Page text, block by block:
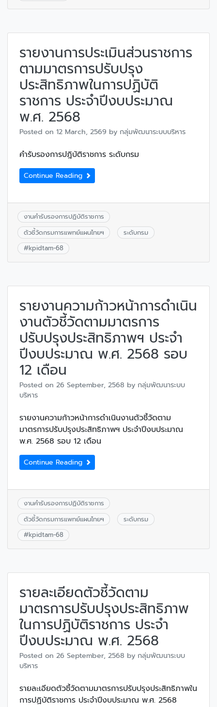
รายงานการประเมินส่วนราชการ
ตามมาตรการปรับปรุง
ประสิทธิภาพในการปฏิบัติ
ราชการ ประจำปีงบประมาณ
พ.ศ. 2568
Posted on 12 March, 2569 by กลุ่มพัฒนาระบบบริหาร
คำรับรองการปฎิบัติราชการ ระดับกรม
Continue Reading
งานคำรับรองการปฏิบัติราชการ
ตัวชี้วัดกรมการแพทย์แผนไทยฯ
ระดับกรม
#kpidtam-68
รายงานความก้าวหน้าการดำเนิน
งานตัวชี้วัดตามมาตรการ
ปรับปรุงประสิทธิภาพฯ ประจำ
ปีงบประมาณ พ.ศ. 2568 รอบ
12 เดือน
Posted on 26 September, 2568 by กลุ่มพัฒนาระบบ
บริหาร
รายงานความก้าวหน้าการดำเนินงานตัวชี้วัดตาม
มาตรการปรับปรุงประสิทธิภาพฯ ประจำปีงบประมาณ
พ.ศ. 2568 รอบ 12 เดือน
Continue Reading
งานคำรับรองการปฏิบัติราชการ
ตัวชี้วัดกรมการแพทย์แผนไทยฯ
ระดับกรม
#kpidtam-68
รายละเอียดตัวชี้วัดตาม
มาตรการปรับปรุงประสิทธิภาพ
ในการปฏิบัติราชการ ประจำ
ปีงบประมาณ พ.ศ. 2568
Posted on 26 September, 2568 by กลุ่มพัฒนาระบบ
บริหาร
รายละเอียดตัวชี้วัดตามมาตรการปรับปรุงประสิทธิภาพใน
การปฏิบัติราชการ ประจำปีงบประมาณ พ.ศ. 2568